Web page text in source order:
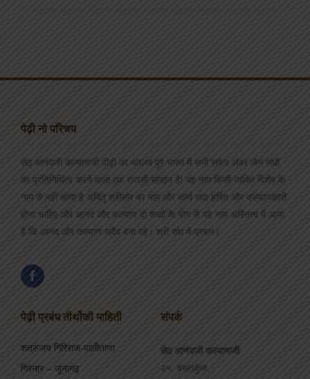
पेढ़ी नो परिचय
सेठ आनंदजी कल्याणजी पीढ़ी का मतलब पूरे भारत में सभी सफेद अंबर जैन संघों
का प्रतिनिधित्व करने वाला एक राजसी संगठन है! यह नाम किसी व्यक्ति विशेष के
नाम से नहीं आया है अपितु श्रीसंघ का नाम और कार्य सदा हर्षित और कल्याणकारी
होना चाहिए और आनंद और कल्याण दो शब्दों के योग से यह नाम अस्तित्व में आया
है कि आनंद और कल्याण सदैव बना रहे। श्री संघ में प्रबल।
पेढ़ी प्रबंध तीर्थोकी माहिती
शत्रुंजय गिरिराज-पालीताणा
गिरनार – जूनागढ़
संपर्क
सेठ आणंदजी कल्याणजी
२५, वसंतकुंज,